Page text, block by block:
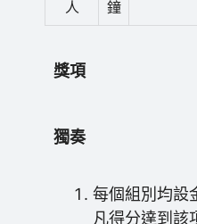
人 鐘
獎項
獨奏
每個組別均設
凡得分達到該